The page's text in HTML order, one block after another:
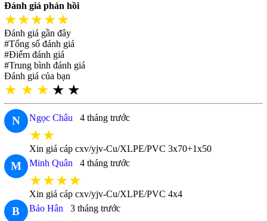
Đánh giá phản hồi
★★★★★
Đánh giá gần đây
#Tổng số đánh giá
#Điểm đánh giá
#Trung bình đánh giá
Đánh giá của bạn
★ ★ ★ ★ ★
N Ngọc Châu 4 tháng trước
★★
Xin giá cáp cxv/yjv-Cu/XLPE/PVC 3x70+1x50
M Minh Quân 4 tháng trước
★★★★
Xin giá cáp cxv/yjv-Cu/XLPE/PVC 4x4
B Bảo Hân 3 tháng trước